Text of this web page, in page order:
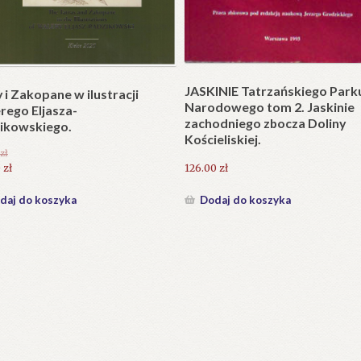
składany). Wydanie
do koszyka
Plakat w wersji składanej.